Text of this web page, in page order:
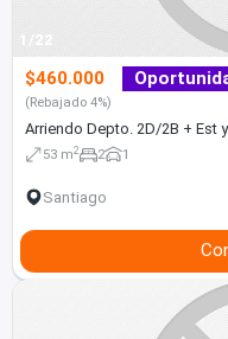
1/22
$460.000
(Rebajado 4%)
Arriendo Depto. 2D/2B + Est
53 m2 2 1
Santiago